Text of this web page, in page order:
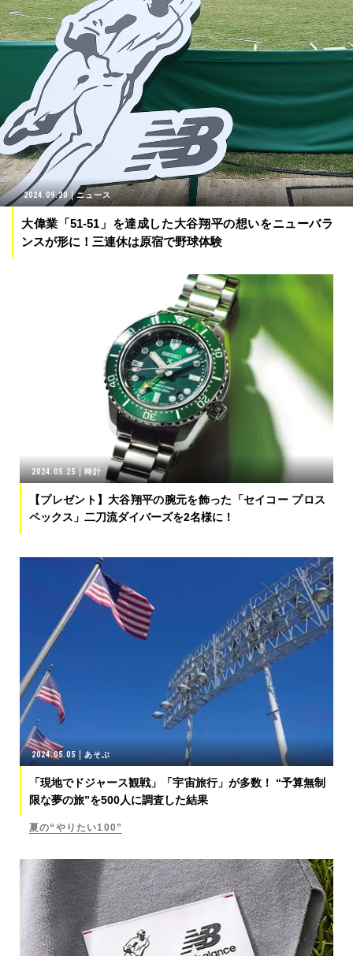
2024.09.20 ニュース
大偉業「51-51」を達成した大谷翔平の想いをニューバラ
ンスが形に！三連休は原宿で野球体験
2024.05.25 時計
【プレゼント】大谷翔平の腕元を飾った「セイコー プロス
ペックス」二刀流ダイバーズを2名様に！
2024.05.05 あそぶ
「現地でドジャース観戦」「宇宙旅行」が多数！ “予算無制
限な夢の旅”を500人に調査した結果
夏の“やりたい100”